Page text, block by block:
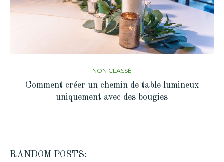
NON CLASSÉ
Comment créer un chemin de table lumineux
uniquement avec des bougies
RANDOM POSTS: